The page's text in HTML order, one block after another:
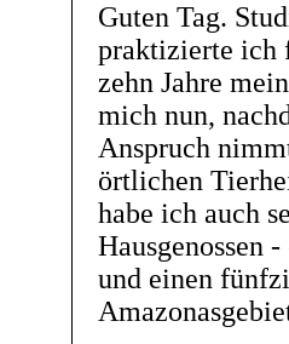
Guten Tag.
praktizierte ich
zehn Jahre
mich nun,
Anspruch
örtlichen
habe ich auch
Hausgenossen
und einen